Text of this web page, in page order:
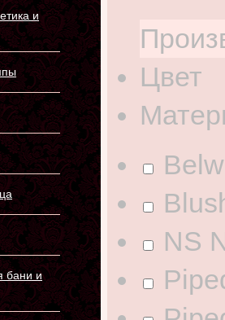
и
бани и
Цвет
NS